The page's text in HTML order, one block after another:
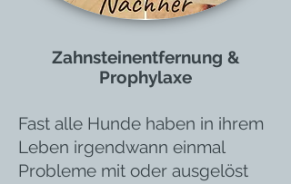
Zahnsteinentfernung &
Prophylaxe
Fast alle Hunde haben in ihrem
Leben irgendwann einmal
Probleme mit oder ausgelöst